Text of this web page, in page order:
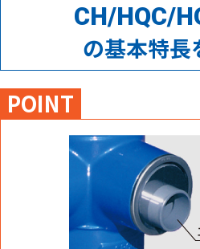
CH/HQC/
の基本特長
POINT